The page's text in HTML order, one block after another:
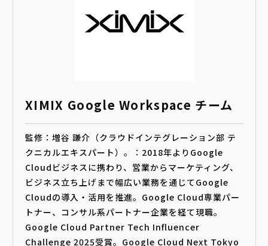
XIMIX Google Workspace チーム
監修：増谷 謙介（クラウドインテグレーション部 テ
クニカルエキスパート）。：2018年よりGoogle
Cloudビジネスに携わり、営業からマーケティング、
ビジネス立ち上げまで幅広い業務を通じてGoogle
Cloudの導入・活用を推進。Google Cloud専業パー
トナー、コンサル系パートナー企業を経て現職。
Google Cloud Partner Tech Influencer
Challenge 2025受賞。Google Cloud Next Tokyo